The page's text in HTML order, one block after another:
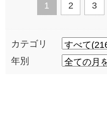
1 2 3
カテゴリ
年別